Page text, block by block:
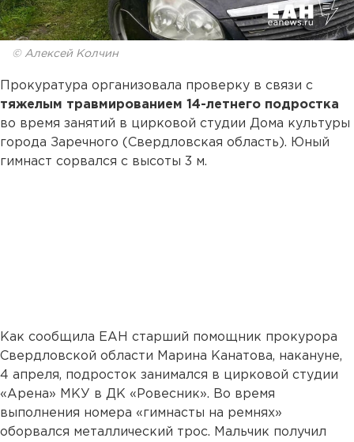
© Алексей Колчин
Прокуратура организовала проверку в связи с
тяжелым травмированием 14-летнего подростка
во время занятий в цирковой студии Дома культуры
города Заречного (Свердловская область). Юный
гимнаст сорвался с высоты 3 м.
Как сообщила ЕАН старший помощник прокурора
Свердловской области Марина Канатова, накануне,
4 апреля, подросток занимался в цирковой студии
«Арена» МКУ в ДК «Ровесник». Во время
выполнения номера «гимнасты на ремнях»
оборвался металлический трос. Мальчик получил